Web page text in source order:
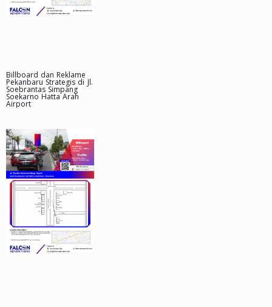
Billboard dan Reklame
Pekanbaru Strategis di Jl.
Soebrantas Simpang
Soekarno Hatta Arah
Airport